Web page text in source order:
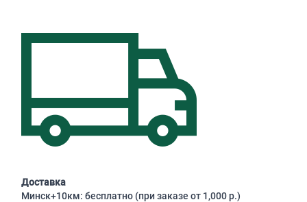
Доставка
Минск+10км: бесплатно (при заказе от 1,000 р.)